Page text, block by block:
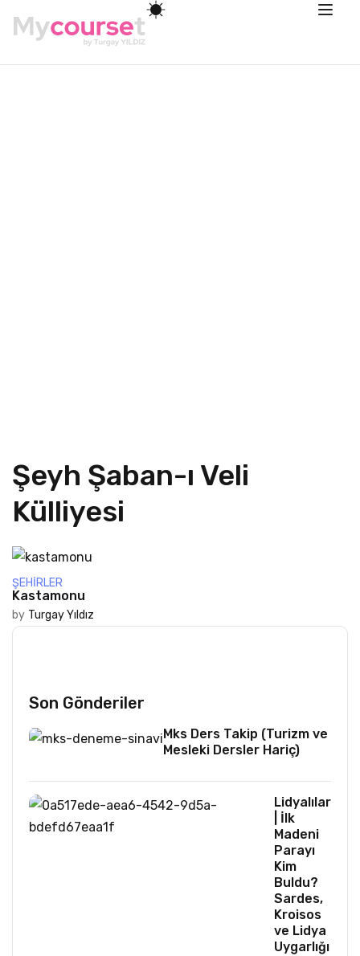
Şeyh Şaban-ı Veli
Külliyesi
ŞEHIRLER
Kastamonu
by Turgay Yıldız
Son Gönderiler
Mks Ders Takip (Turizm ve
Mesleki Dersler Hariç)
Lidyalılar
| İlk
Madeni
Parayı
Kim
Buldu?
Sardes,
Kroisos
ve Lidya
Uygarlığı